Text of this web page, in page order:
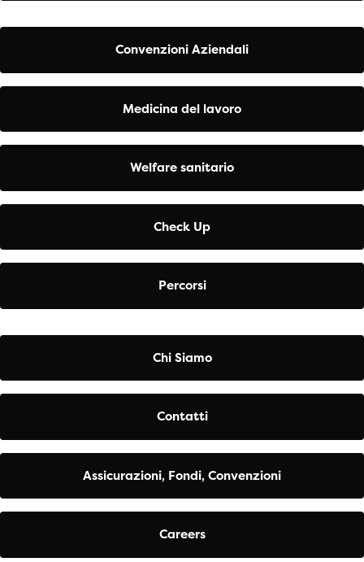
Convenzioni Aziendali
Medicina del lavoro
Welfare sanitario
Check Up
Percorsi
Chi Siamo
Contatti
Assicurazioni, Fondi, Convenzioni
Careers